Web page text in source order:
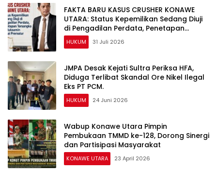
FAKTA BARU KASUS CRUSHER KONAWE
UTARA: Status Kepemilikan Sedang Diuji
di Pengadilan Perdata, Penetapan
Tersangka Dr. Ruksamin Dinilai Prematur
HUKUM 31 Juli 2026
JMPA Desak Kejati Sultra Periksa HFA,
Diduga Terlibat Skandal Ore Nikel Ilegal
Eks PT PCM.
HUKUM 24 Juni 2026
Wabup Konawe Utara Pimpin
Pembukaan TMMD ke-128, Dorong Sinergi
dan Partisipasi Masyarakat
KONAWE UTARA 23 April 2026